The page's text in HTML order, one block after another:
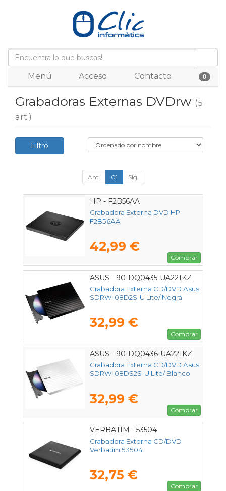
Menú Acceso Contacto 0
Grabadoras Externas DVDrw (5
art.)
Filtro
Ant. 01 Sig.
HP - F2B56AA
Grabadora Externa DVD HP
F2B56AA
42,99 €
Comprar
ASUS - 90-DQ0435-UA221KZ
Grabadora Externa CD/DVD Asus
SDRW-08D2S-U Lite/ Negra
32,99 €
Comprar
ASUS - 90-DQ0436-UA221KZ
Grabadora Externa CD/DVD Asus
SDRW-08DS2S-U Lite/ Blanco
32,99 €
Comprar
VERBATIM - 53504
Grabadora Externa CD/DVD
Verbatim 53504
32,75 €
Comprar